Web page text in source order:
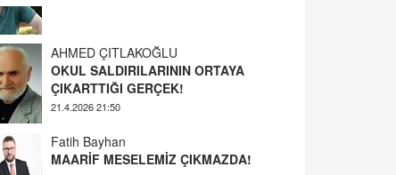
ÇIKARTTIĞI GERÇEK!
21.4.2026 21:50
Fatih Bayhan
19.4.2026 09:14